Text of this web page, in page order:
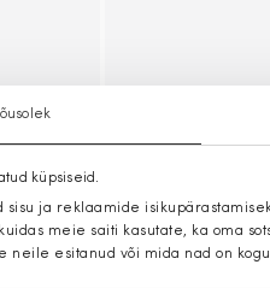
küpsiseid.
sisu ja reklaamide
meie saiti kasutate, ka oma
neile esitanud või mida nad on